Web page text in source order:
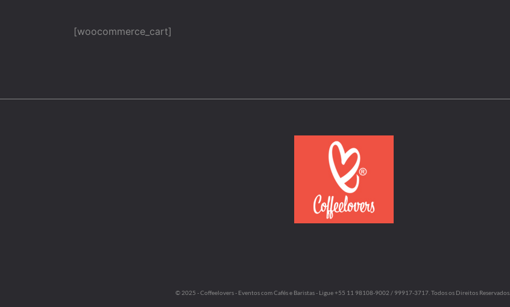
[woocommerce_cart]
© 2025 - Coffeelovers - Eventos com Cafés e Baristas - Ligue +55 11 98108-9002 / 99917-3717. Todos os Direitos Reservados..